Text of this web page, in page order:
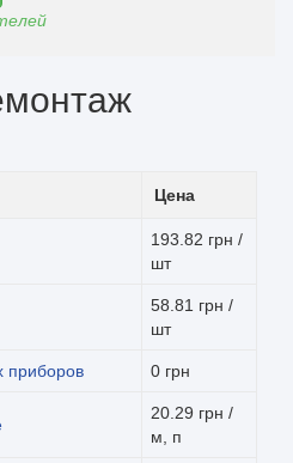
Цена
193.82 грн /
шт
58.81 грн /
шт
приборов 0 грн
20.29 грн /
м, п